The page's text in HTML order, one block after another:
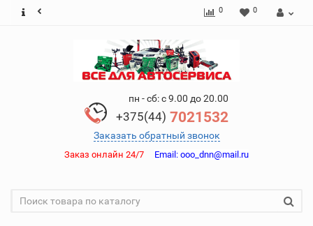
0 0
пн - сб: с 9.00 до 20.00
+375(44) 7021532
Заказать обратный звонок
Заказ онлайн 24/7 Email: ooo_dnn@mail.ru